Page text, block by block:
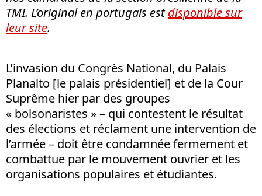
TMI. L’original en portugais estdisponible sur
leur site.
L’invasion du Congrès National, du Palais
Planalto [le palais présidentiel] et de la Cour
Suprême hier par des groupes
« bolsonaristes » – qui contestent le résultat
des élections et réclament une intervention de
l’armée – doit être condamnée fermement et
combattue par le mouvement ouvrier et les
organisations populaires et étudiantes.